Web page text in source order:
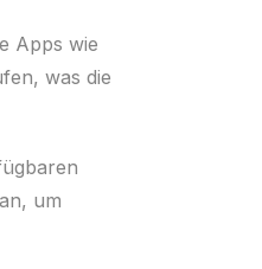
Apps wie
was die
um